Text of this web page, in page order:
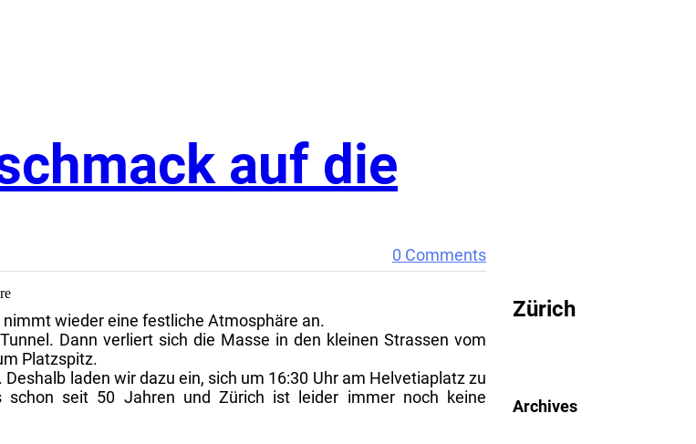
auf die
0 Comments
wieder eine festliche Atmosphäre an.
Dann verliert sich die Masse in den kleinen Strassen vom
Platzspitz.
laden wir dazu ein, sich um 16:30 Uhr am Helvetiaplatz zu
seit 50 Jahren und Zürich ist leider immer noch keine
Zürich
Archives